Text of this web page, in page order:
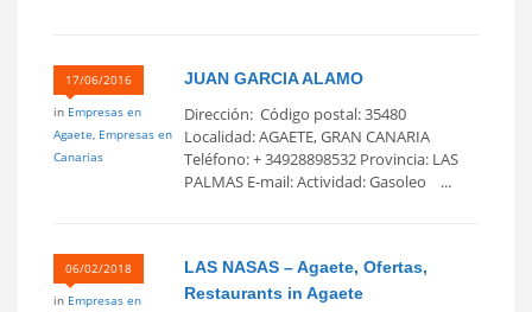
17/06/2016
in Empresas en
Agaete, Empresas en
Canarias
JUAN GARCIA ALAMO
Dirección: Código postal: 35480
Localidad: AGAETE, GRAN CANARIA
Teléfono: + 34928898532 Provincia: LAS
PALMAS E-mail: Actividad: Gasoleo ...
06/02/2018
in Empresas en
LAS NASAS – Agaete, Ofertas,
Restaurants in Agaete